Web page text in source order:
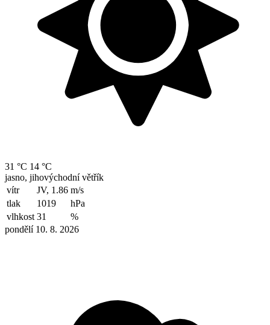
31 °C 14 °C
jasno, jihovýchodní větřík
vítr
JV, 1.86 m/s
tlak
1019
hPa
vlhkost 31
%
pondělí 10. 8. 2026